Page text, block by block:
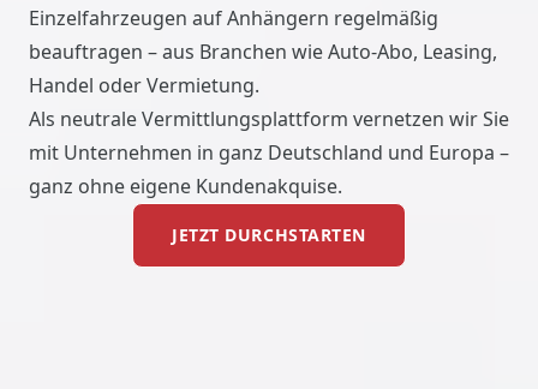
Einzelfahrzeugen auf Anhängern regelmäßig
beauftragen – aus Branchen wie Auto-Abo, Leasing,
Handel oder Vermietung.
Als neutrale Vermittlungsplattform vernetzen wir Sie
mit Unternehmen in ganz Deutschland und Europa –
ganz ohne eigene Kundenakquise.
JETZT DURCHSTARTEN